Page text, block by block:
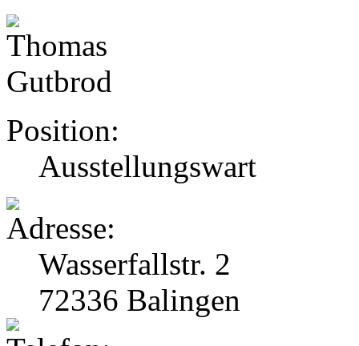
Position:
Ausstellungswart
Wasserfallstr. 2
72336 Balingen